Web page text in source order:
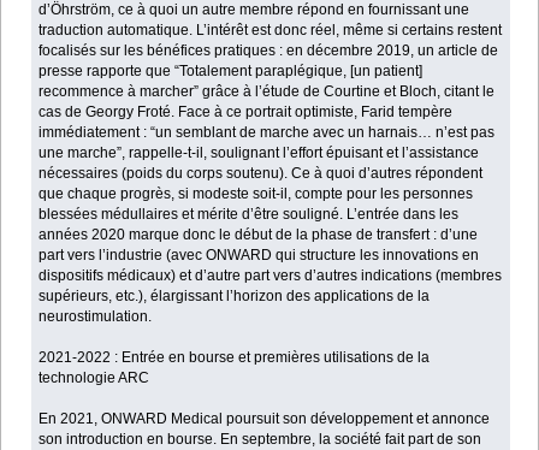
d’Öhrström, ce à quoi un autre membre répond en fournissant une
traduction automatique. L’intérêt est donc réel, même si certains restent
focalisés sur les bénéfices pratiques : en décembre 2019, un article de
presse rapporte que “Totalement paraplégique, [un patient]
recommence à marcher” grâce à l’étude de Courtine et Bloch, citant le
cas de Georgy Froté. Face à ce portrait optimiste, Farid tempère
immédiatement : “un semblant de marche avec un harnais… n’est pas
une marche”, rappelle-t-il, soulignant l’effort épuisant et l’assistance
nécessaires (poids du corps soutenu). Ce à quoi d’autres répondent
que chaque progrès, si modeste soit-il, compte pour les personnes
blessées médullaires et mérite d’être souligné. L’entrée dans les
années 2020 marque donc le début de la phase de transfert : d’une
part vers l’industrie (avec ONWARD qui structure les innovations en
dispositifs médicaux) et d’autre part vers d’autres indications (membres
supérieurs, etc.), élargissant l’horizon des applications de la
neurostimulation.
2021-2022 : Entrée en bourse et premières utilisations de la
technologie ARC
En 2021, ONWARD Medical poursuit son développement et annonce
son introduction en bourse. En septembre, la société fait part de son